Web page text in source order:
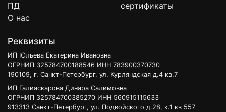
ПД
О нас
сертификаты
Реквизиты
ИП Юльева Екатерина Ивановна
ОГРНИП 325784700188546 ИНН 783900370730
190109, г. Санкт-Петербург, ул. Курляндская д.4 кв.7
ИП Галиаскарова Динара Салимовна
ОГРНИП 325784700385270 ИНН 560915115633
913313 Санкт-Петербург, ул. Подвойского д.28, к.1 кв 557